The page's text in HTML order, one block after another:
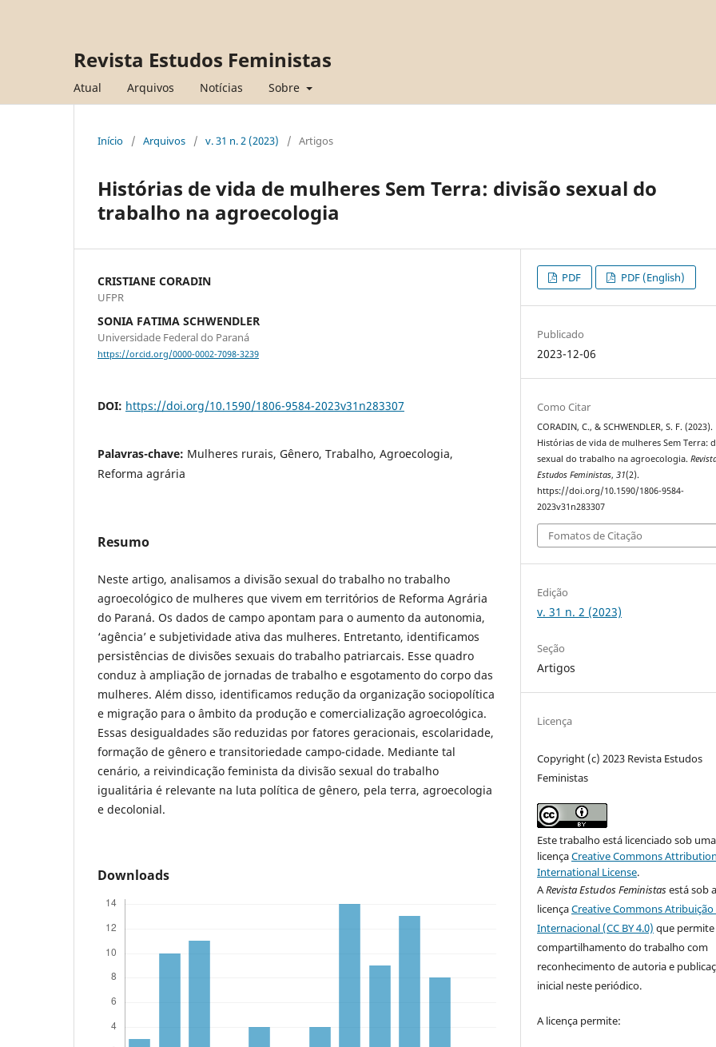
Revista Estudos Feministas
Atual Arquivos Notícias Sobre
Início / Arquivos / v. 31 n. 2 (2023) / Artigos
Histórias de vida de mulheres Sem Terra: divisão sexual do
trabalho na agroecologia
CRISTIANE CORADIN
UFPR
SONIA FATIMA SCHWENDLER
Universidade Federal do Paraná
https://orcid.org/0000-0002-7098-3239
DOI: https://doi.org/10.1590/1806-9584-2023v31n283307
Palavras-chave: Mulheres rurais, Gênero, Trabalho, Agroecologia,
Reforma agrária
Resumo
Neste artigo, analisamos a divisão sexual do trabalho no trabalho
agroecológico de mulheres que vivem em territórios de Reforma Agrária
do Paraná. Os dados de campo apontam para o aumento da autonomia,
‘agência’ e subjetividade ativa das mulheres. Entretanto, identificamos
persistências de divisões sexuais do trabalho patriarcais. Esse quadro
conduz à ampliação de jornadas de trabalho e esgotamento do corpo das
mulheres. Além disso, identificamos redução da organização sociopolítica
e migração para o âmbito da produção e comercialização agroecológica.
Essas desigualdades são reduzidas por fatores geracionais, escolaridade,
formação de gênero e transitoriedade campo-cidade. Mediante tal
cenário, a reivindicação feminista da divisão sexual do trabalho
igualitária é relevante na luta política de gênero, pela terra, agroecologia
e decolonial.
Downloads
PDF PDF (English)
Publicado
2023-12-06
Como Citar
CORADIN, C., & SCHWENDLER, S. F. (2023).
Histórias de vida de mulheres Sem Terra:
sexual do trabalho na agroecologia.
Estudos Feministas,31(2).
https://doi.org/10.1590/1806-9584-
2023v31n283307
Fomatos de Citação
Edição
v. 31 n. 2 (2023)
Seção
Artigos
Licença
Copyright (c) 2023 Revista Estudos
Feministas
Este trabalho está licenciado sob uma
licençaCreative Commons
International License.
ARevista Estudos Feministasestá sob a
licençaCreative Commons Atribuição
Internacional (CC BY 4.0) que
compartilhamento do trabalho com
reconhecimento de autoria e
inicial neste periódico.
A licença permite: